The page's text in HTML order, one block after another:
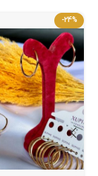
-24%